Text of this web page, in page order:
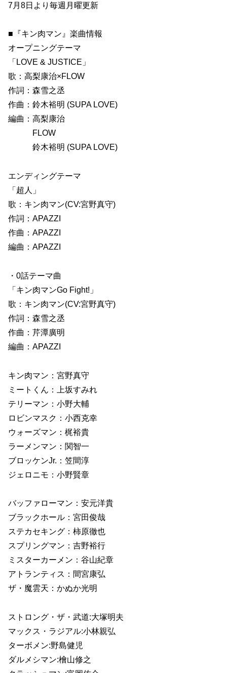
7月8日より毎週月曜更新
■『キン肉マン』楽曲情報
オープニングテーマ
「LOVE & JUSTICE」
歌：高梨康治×FLOW
作詞：森雪之丞
作曲：鈴木裕明 (SUPA LOVE)
編曲：高梨康治
FLOW
鈴木裕明 (SUPA LOVE)
エンディングテーマ
「超人」
歌：キン肉マン(CV:宮野真守)
作詞：APAZZI
作曲：APAZZI
編曲：APAZZI
・0話テーマ曲
「キン肉マンGo Fight!」
歌：キン肉マン(CV:宮野真守)
作詞：森雪之丞
作曲：芹潭廣明
編曲：APAZZI
キン肉マン：宮野真守
ミートくん：上坂すみれ
テリーマン：小野大輔
ロビンマスク：小西克幸
ウォーズマン：梶裕貴
ラーメンマン：関智一
ブロッケンJr.：笠間淳
ジェロニモ：小野賢章
バッファローマン：安元洋貴
ブラックホール：宮田俊哉
ステカセキング：柿原徹也
スプリングマン：吉野裕行
ミスターカーメン：谷山紀章
アトランティス：間宮康弘
ザ・魔雲天：かぬか光明
ストロング・ザ・武道:大塚明夫
マックス・ラジアル:小林親弘
ターボメン:野島健児
ダルメシマン:檜山修之